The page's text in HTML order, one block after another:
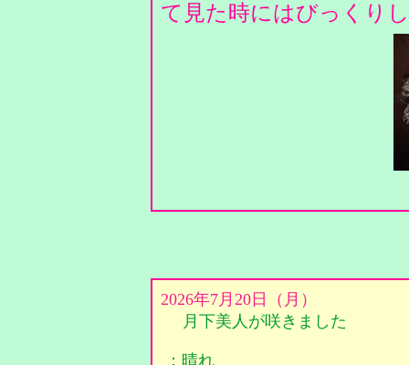
て見た時にはびっくり
2026年7月20日（月）
月下美人が咲きました
：晴れ